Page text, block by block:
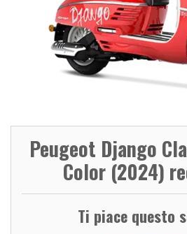
Peugeot Django
Color (2024)
Ti piace questo